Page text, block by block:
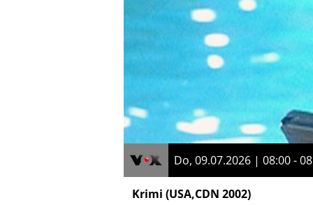
Do, 09.07.2026 | 08:00 -
Krimi (USA,CDN 2002)